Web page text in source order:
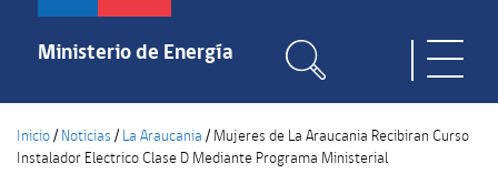
Pasar
contenido
Ministerio de Energía
Inicio/ Noticias / La Araucania / Mujeres de La Araucania Recibiran Curso
Instalador Electrico Clase D Mediante Programa Ministerial